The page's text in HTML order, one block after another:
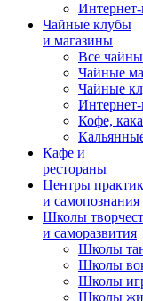
Чайные клубы
и магазины
Все
Чайные
Чайные
Кофе,
Кафе и
рестораны
Центры практик
и самопознания
Школы
и саморазвития
Школы
Школы
Школы
Школы